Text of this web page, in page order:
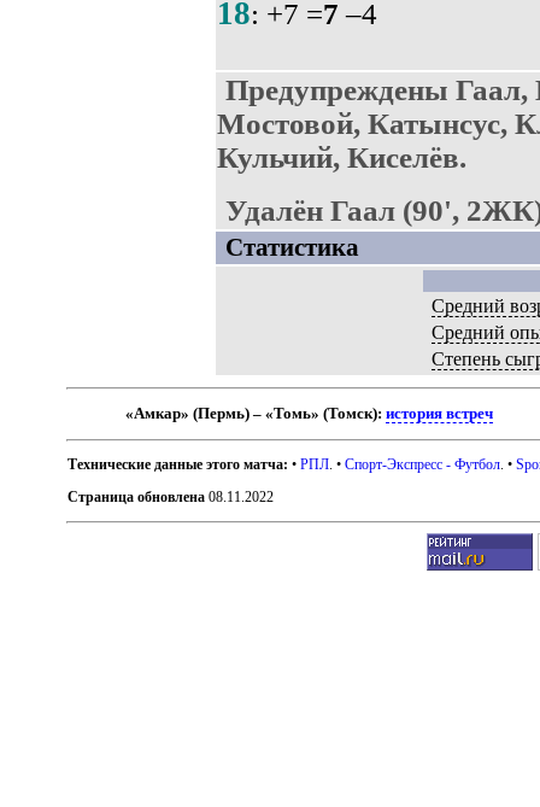
18: +7 =7 –4
Предупреждены
Мостовой, Катынсус,
Кульчий, Киселёв.
Удалён Гаал (90',
Статистика
Средний
Средний
Степень
«Амкар» (Пермь) – «Томь» (Томск):история встреч
Технические данные этого матча: •РПЛ . •Спорт-Экспресс - Футбол . •
Страница обновлена 08.11.2022